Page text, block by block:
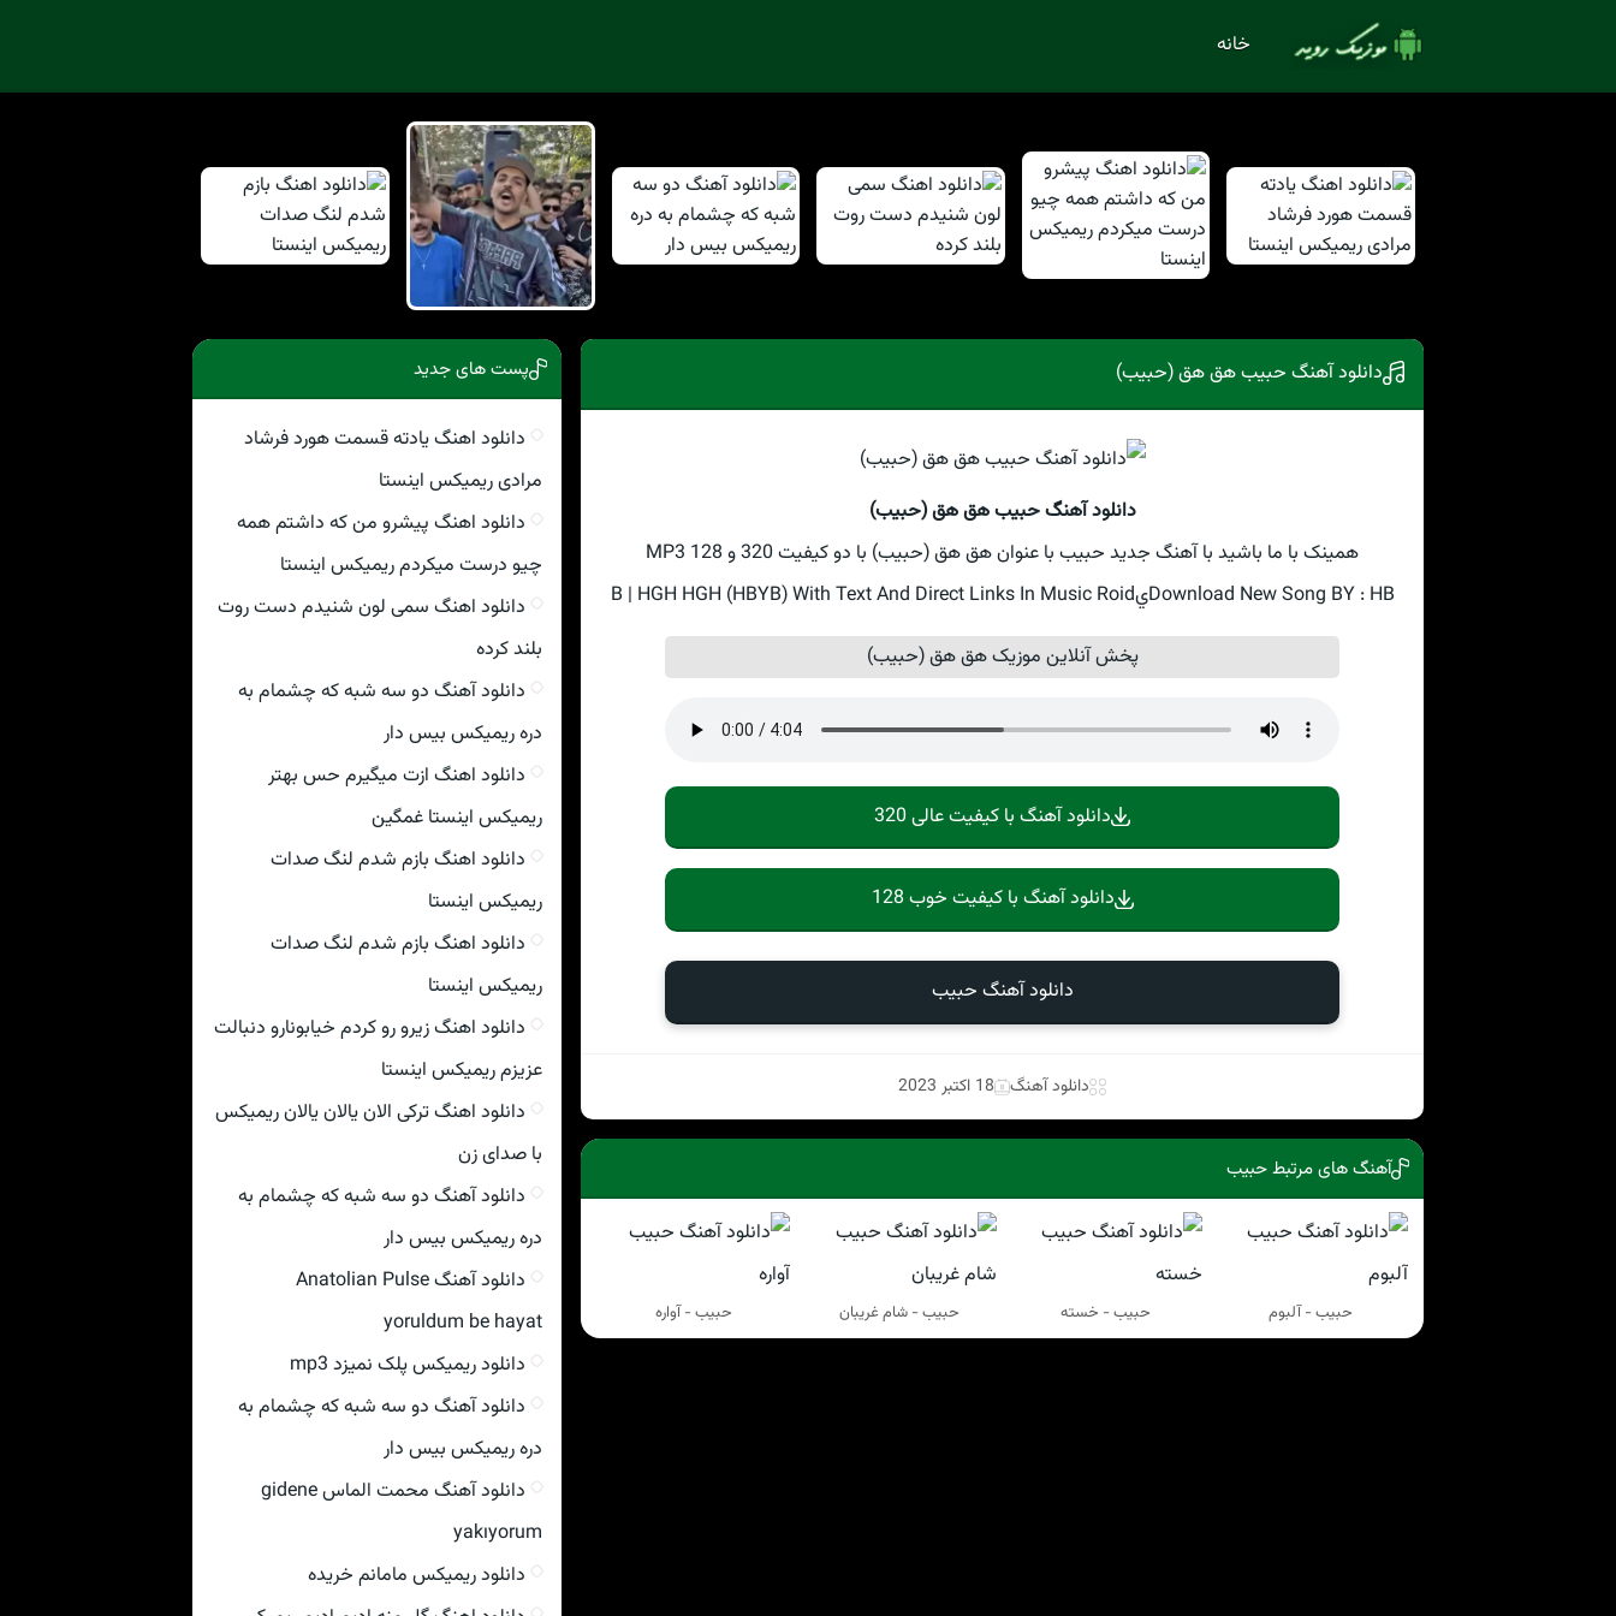
خانه
دانلود آهنگ حبيب هق هق (حبیب)
دانلود آهنگ حبيب هق هق (حبیب)
همینک با ما باشید با آهنگ جدید حبيب با عنوان هق هق (حبیب) با دو کیفیت 320 و 128 MP3
Download New Song BY : HBيB | HGH HGH (HBYB) With Text And Direct Links In Music Roid
پخش آنلاین موزیک هق هق (حبیب)
دانلود آهنگ با کیفیت عالی 320
دانلود آهنگ با کیفیت خوب 128
دانلود آهنگ حبيب
دانلود آهنگ 18 اکتبر 2023
آهنگ های مرتبط حبيب
حبيب - آلبوم حبيب - خسته حبيب - شام غریبان حبيب - آواره
پست های جدید
دانلود اهنگ یادته قسمت هورد فرشاد
مرادی ریمیکس اینستا
دانلود اهنگ پیشرو من که داشتم همه
چیو درست میکردم ریمیکس اینستا
دانلود اهنگ سمی لون شنیدم دست روت
بلند کرده
دانلود آهنگ دو سه شبه که چشمام به
دره ریمیکس بیس دار
دانلود اهنگ ازت میگیرم حس بهتر
ریمیکس اینستا غمگین
دانلود اهنگ بازم شدم لنگ صدات
ریمیکس اینستا
دانلود اهنگ بازم شدم لنگ صدات
ریمیکس اینستا
دانلود اهنگ زیرو رو کردم خیابونارو دنبالت
عزیزم ریمیکس اینستا
دانلود اهنگ ترکی الان یالان یالان ریمیکس
با صدای زن
دانلود آهنگ دو سه شبه که چشمام به
دره ریمیکس بیس دار
دانلود آهنگ Anatolian Pulse
yoruldum be hayat
دانلود ریمیکس پلک نمیزد mp3
دانلود آهنگ دو سه شبه که چشمام به
دره ریمیکس بیس دار
دانلود آهنگ محمت الماس gidene
yakıyorum
دانلود ریمیکس مامانم خریده